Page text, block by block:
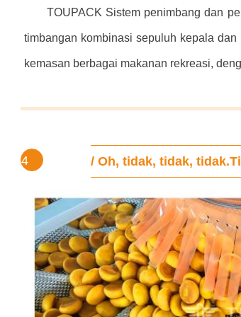
TOUPACK Sistem penimbang dan
timbangan kombinasi sepuluh kepala
kemasan berbagai makanan rekreasi,
4 / Oh, tidak, tidak, tidak.